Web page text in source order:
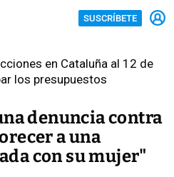
SUSCRÍBETE
en Cataluña al 12 de
los presupuestos
denuncia contra
a una
con su mujer"